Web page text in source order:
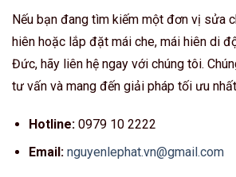
Nếu bạn đang tìm kiếm một đơn vị sửa
hiên hoặc lắp đặt mái che, mái hiên di
Đức, hãy liên hệ ngay với chúng tôi.
tư vấn và mang đến giải pháp tối ưu
Hotline:0979 10 2222
Email: nguyenlephat.vn@gmail.com